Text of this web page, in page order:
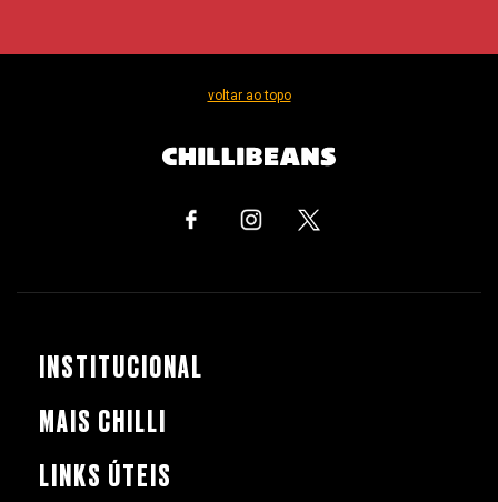
voltar ao topo
INSTITUCIONAL
MAIS CHILLI
LINKS ÚTEIS